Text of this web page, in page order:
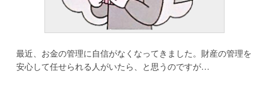
最近、お金の管理に自信がなくなってきました。財産の管理を
安心して任せられる人がいたら、と思うのですが…